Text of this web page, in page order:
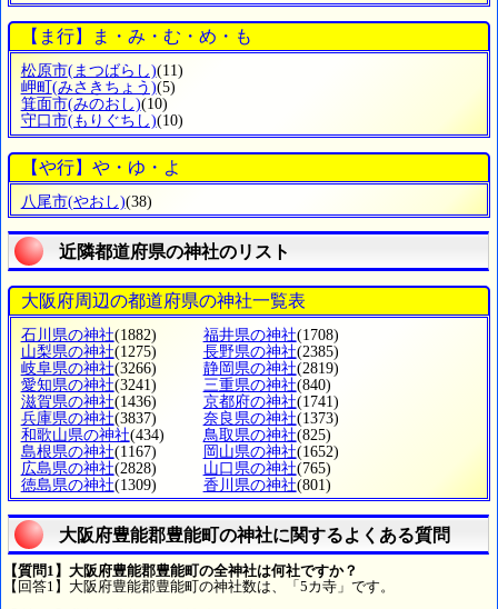
【ま行】ま・み・む・め・も
松原市(まつばらし)(11)
岬町 (みさきちょう)(5)
箕面市(みのおし)(10)
守口市(もりぐちし)(10)
【や行】や・ゆ・よ
八尾市(やおし)(38)
近隣都道府県の神社のリスト
大阪府周辺の都道府県の神社一覧表
石川県の神社(1882) 福井県の神社(1708)
山梨県の神社(1275) 長野県の神社(2385)
岐阜県の神社(3266) 静岡県の神社(2819)
愛知県の神社(3241) 三重県の神社(840)
滋賀県の神社(1436) 京都府の神社(1741)
兵庫県の神社(3837) 奈良県の神社(1373)
和歌山県の神社(434) 鳥取県の神社(825)
島根県の神社(1167) 岡山県の神社(1652)
広島県の神社(2828) 山口県の神社(765)
徳島県の神社(1309) 香川県の神社(801)
大阪府豊能郡豊能町の神社に関するよくある質問
【質問1】大阪府豊能郡豊能町の全神社は何社ですか？
【回答1】大阪府豊能郡豊能町の神社数は、「5カ寺」です。